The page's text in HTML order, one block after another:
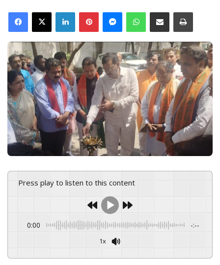
n
d
a
n
e
m
a
i
l
X
Press play to listen to this content
0:00 -:--
1x